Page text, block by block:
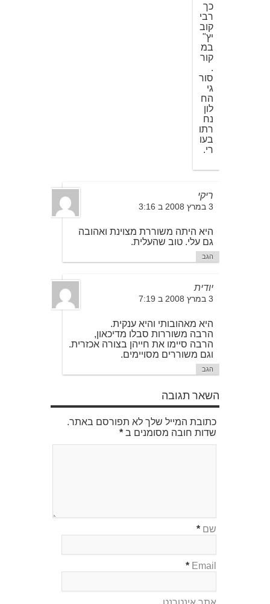
כך
רבי
קוב
יץ"
במ
קור
.
סור
גי
הח
לון
נח
רתו
בעו
רי.
ריקי
3 במרץ 2008 ב 3:16
היא היתה משוררת מצוינת ואהובה
גם עלי. טוב שהעלית.
הגב
יודית
3 במרץ 2008 ב 7:19
היא מאהובותי והיא ענקית.
הרבה משוררות סבלו מדיכאון,
הרבה סיימו את חייהן בצורה אכזרית.
וגם משוררים מסויימים.
הגב
השאר תגובה
כתובת המייל שלך לא תפורסם באתר.
שדות חובה מסומנים ב *
שם *
Email
*